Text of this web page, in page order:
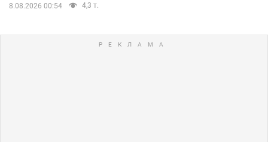
8.08.2026 00:54 4,3 т.